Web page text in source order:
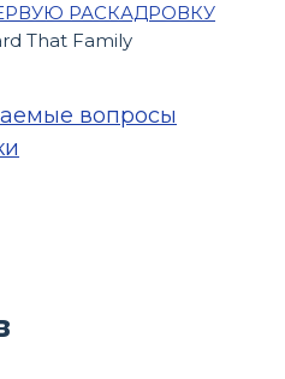
РАСКАДРОВКУ
вопросы